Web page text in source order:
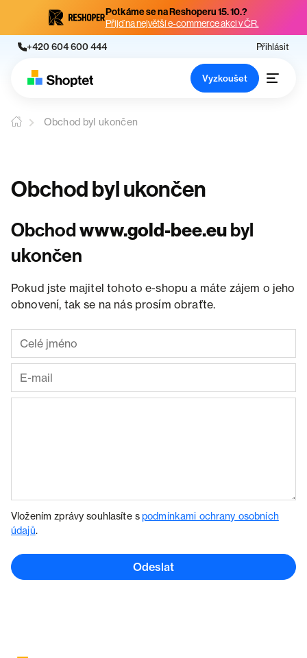
Potkáme se na Reshoperu 15. 10.?
Přijď na největší e-commerce akci v ČR.
+420 604 600 444 Přihlásit
Vyzkoušet
Obchod byl ukončen
Obchod byl ukončen
Obchodwww.gold-bee.eubyl
ukončen
Pokud jste majitel tohoto e-shopu a máte zájem o jeho
obnovení, tak se na nás prosím obraťte.
Vložením zprávy souhlasíte spodmínkami ochrany osobních
údajů.
Odeslat